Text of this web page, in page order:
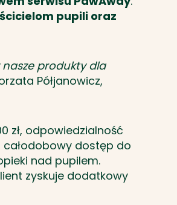
pupili oraz
nasze produkty dla
Półjanowicz,
zł, odpowiedzialność
całodobowy dostęp do
nad pupilem.
zyskuje dodatkowy